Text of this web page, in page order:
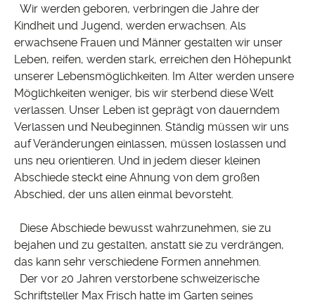
Wir werden geboren, verbringen die Jahre der
Kindheit und Jugend, werden erwachsen. Als
erwachsene Frauen und Männer gestalten wir unser
Leben, reifen, werden stark, erreichen den Höhepunkt
unserer Lebensmöglichkeiten. Im Alter werden unsere
Möglichkeiten weniger, bis wir sterbend diese Welt
verlassen. Unser Leben ist geprägt von dauerndem
Verlassen und Neubeginnen. Ständig müssen wir uns
auf Veränderungen einlassen, müssen loslassen und
uns neu orientieren. Und in jedem dieser kleinen
Abschiede steckt eine Ahnung von dem großen
Abschied, der uns allen einmal bevorsteht.
Diese Abschiede bewusst wahrzunehmen, sie zu
bejahen und zu gestalten, anstatt sie zu verdrängen,
das kann sehr verschiedene Formen annehmen.
Der vor 20 Jahren verstorbene schweizerische
Schriftsteller Max Frisch hatte im Garten seines